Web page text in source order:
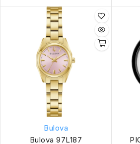
Bulova
Bulova 97L187